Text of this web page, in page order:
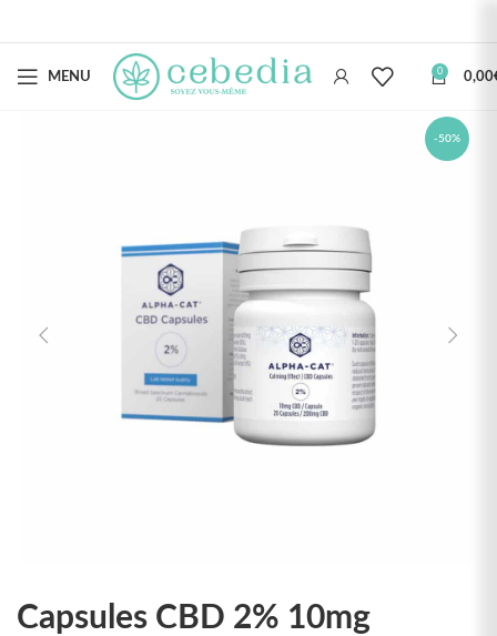
MENU 0 0,00
-50%
Capsules CBD 2% 10mg